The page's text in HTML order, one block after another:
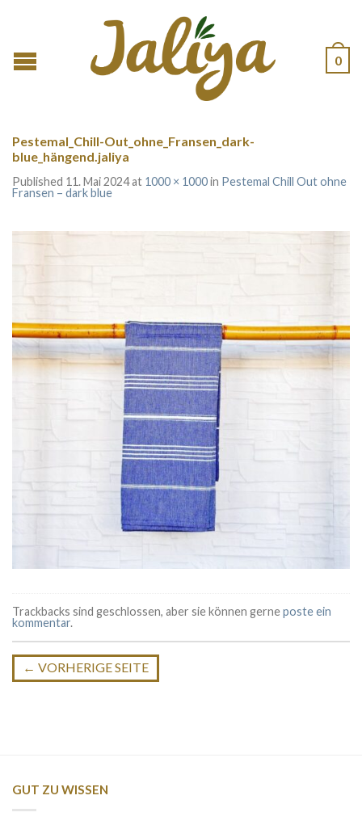
0
Pestemal_Chill-Out_ohne_Fransen_dark-
blue_hängend.jaliya
Published 11. Mai 2024at 1000 × 1000in Pestemal Chill Out ohne
Fransen – dark blue
Trackbacks sind geschlossen, aber sie können gerneposte ein
kommentar.
← VORHERIGE SEITE
GUT ZU WISSEN